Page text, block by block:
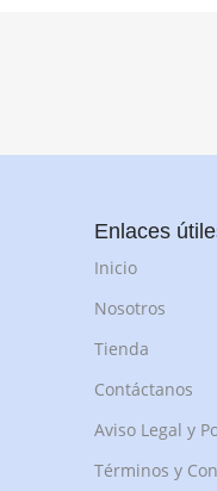
Enlaces
Inicio
Nosotros
Tienda
Contáctanos
Aviso Legal y
Términos y